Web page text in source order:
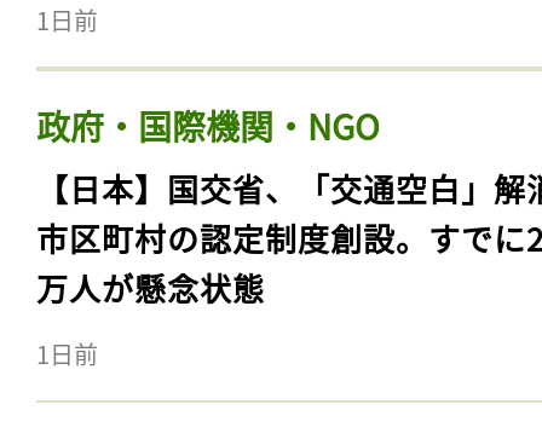
1日前
政府・国際機関・NGO
【日本】国交省、「交通空白」解
市区町村の認定制度創設。すでに
万人が懸念状態
1日前